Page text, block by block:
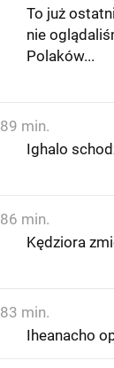
To już
nie
Polaków...
89 min.
Ighalo
86 min.
Kędziora
83 min.
Iheanacho